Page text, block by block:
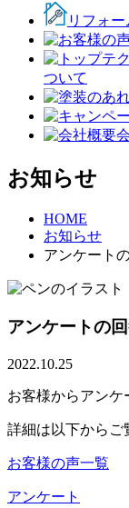
リフォー
ついて
お知らせ
HOME
お知らせ
アンケート
アンケートの
2022.10.25
お客様からアンケ
詳細は以下からご
お客様の声一覧
アンケート